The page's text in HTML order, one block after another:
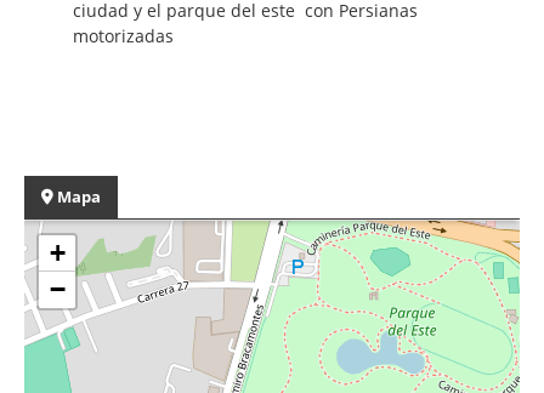
ciudad y el parque del este con Persianas
motorizadas
Mapa
+
−